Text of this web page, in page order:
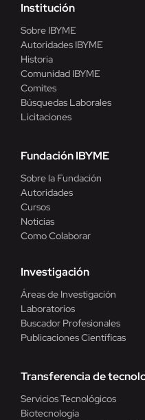
Institución
Sobre IBYME
Autoridades IBYME
Historia
Comunidad IBYME
Comites
Búsquedas Laborales
Licitaciones
Fundación IBYME
Sobre la Fundación
Autoridades
Cursos
Noticias
Como Colaborar
Investigación
Áreas de Investigación
Laboratorios
Buscador Profesionales
Publicaciones Científicas
Transferencia de
Servicios Tecnológicos
Biotecnología